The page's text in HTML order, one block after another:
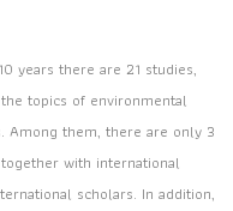
years there are 21 studies,
topics of environmental
Among them, there are only 3
with international
scholars. In addition,